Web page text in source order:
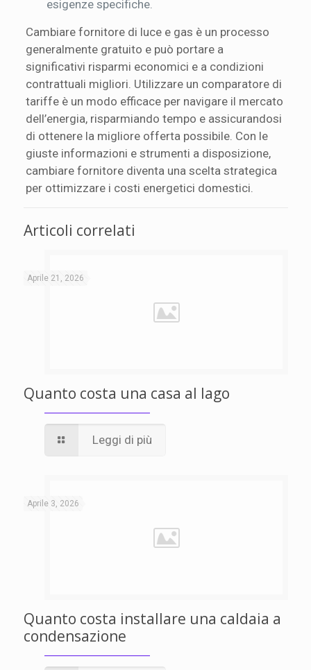
esigenze specifiche.
Cambiare fornitore di luce e gas è un processo
generalmente gratuito e può portare a
significativi risparmi economici e a condizioni
contrattuali migliori. Utilizzare un comparatore di
tariffe è un modo efficace per navigare il mercato
dell’energia, risparmiando tempo e assicurandosi
di ottenere la migliore offerta possibile. Con le
giuste informazioni e strumenti a disposizione,
cambiare fornitore diventa una scelta strategica
per ottimizzare i costi energetici domestici.
Articoli correlati
Aprile 21, 2026
Quanto costa una casa al lago
Leggi di più
Aprile 3, 2026
Quanto costa installare una caldaia a
condensazione